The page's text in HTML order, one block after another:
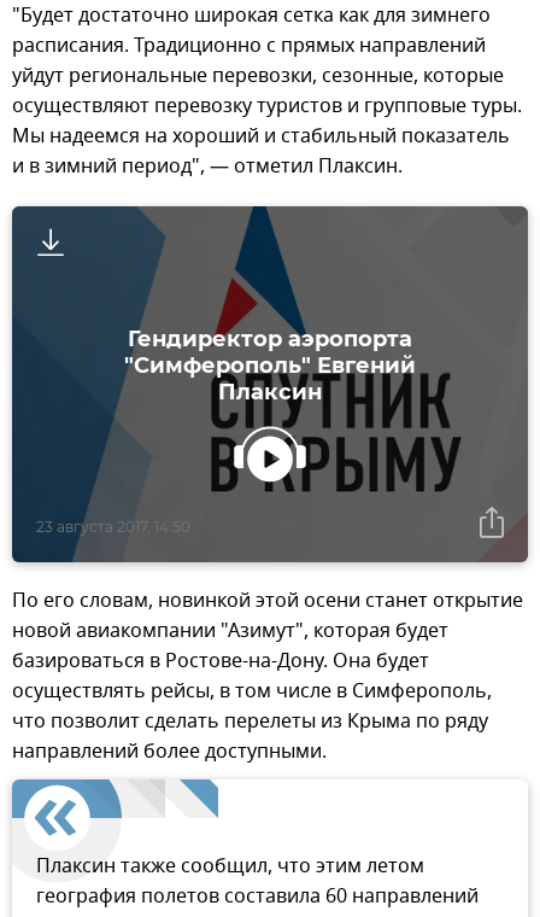
"Будет достаточно широкая сетка как для зимнего
расписания. Традиционно с прямых направлений
уйдут региональные перевозки, сезонные, которые
осуществляют перевозку туристов и групповые туры.
Мы надеемся на хороший и стабильный показатель
и в зимний период", — отметил Плаксин.
Гендиректор аэропорта
"Симферополь" Евгений
Плаксин
23 августа 2017, 14:50
По его словам, новинкой этой осени станет открытие
новой авиакомпании "Азимут", которая будет
базироваться в Ростове-на-Дону. Она будет
осуществлять рейсы, в том числе в Симферополь,
что позволит сделать перелеты из Крыма по ряду
направлений более доступными.
Плаксин также сообщил, что этим летом
география полетов составила 60 направлений